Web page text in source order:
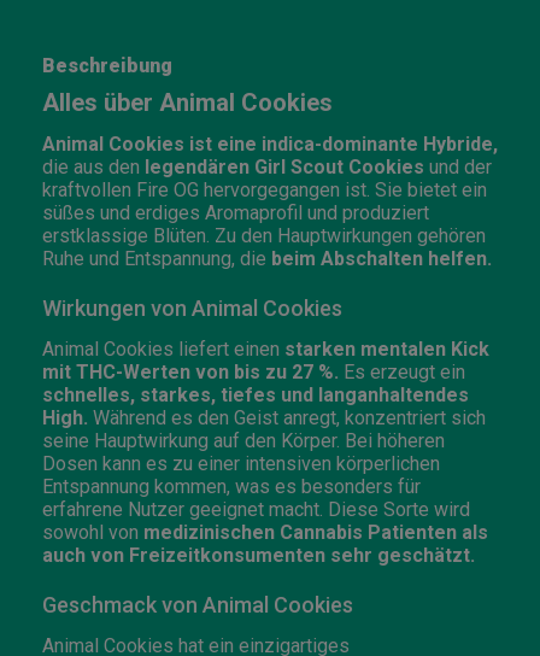
Beschreibung
Alles über Animal Cookies
Animal Cookies ist eine indica-dominante Hybride,
die aus den legendären Girl Scout Cookies und der
kraftvollen Fire OG hervorgegangen ist. Sie bietet ein
süßes und erdiges Aromaprofil und produziert
erstklassige Blüten. Zu den Hauptwirkungen gehören
Ruhe und Entspannung, die beim Abschalten helfen.
Wirkungen von Animal Cookies
Animal Cookies liefert einen starken mentalen Kick
mit THC-Werten von bis zu 27 %. Es erzeugt ein
schnelles, starkes, tiefes und langanhaltendes
High. Während es den Geist anregt, konzentriert sich
seine Hauptwirkung auf den Körper. Bei höheren
Dosen kann es zu einer intensiven körperlichen
Entspannung kommen, was es besonders für
erfahrene Nutzer geeignet macht. Diese Sorte wird
sowohl von medizinischen Cannabis Patienten als
auch von Freizeitkonsumenten sehr geschätzt.
Geschmack von Animal Cookies
Animal Cookies hat ein einzigartiges